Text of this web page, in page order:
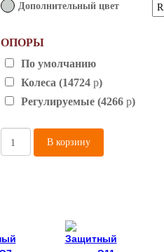
Дополнительный цвет
ОПОРЫ
По умолчанию
Колеса (14724 p)
Регулируемые (4266 p)
В корзину